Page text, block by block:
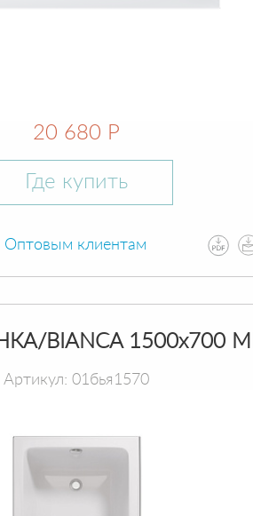
20 680 Р
Где купить
Оптовым клиентам
BIANCA 1500х700 МГ
Артикул: 01бья1570